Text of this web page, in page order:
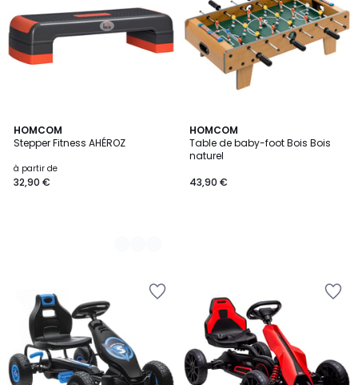
HOMCOM
Stepper Fitness AHÉROZ
à partir de
32,90 €
3
Couleurs
HOMCOM
Table de baby-foot Bois Bois
naturel
43,90 €